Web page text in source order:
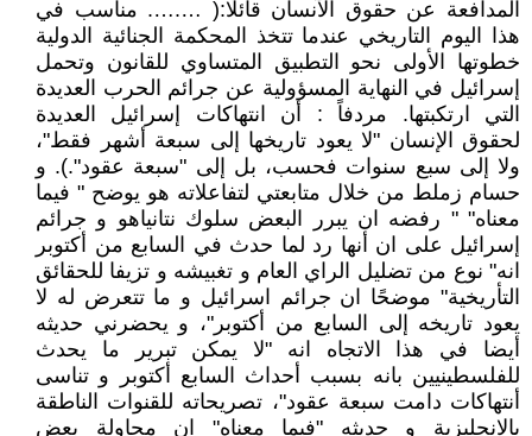
المدافعة عن حقوق الآنسان قائلًا:( ….…. مناسب في
هذا اليوم التاريخي عندما تتخذ المحكمة الجنائية الدولية
خطوتها الأولى نحو التطبيق المتساوي للقانون وتحمل
إسرائيل في النهاية المسؤولية عن جرائم الحرب العديدة
التي ارتكبتها. مردفاً : أن انتهاكات إسرائيل العديدة
لحقوق الإنسان "لا يعود تاريخها إلى سبعة أشهر فقط"،
ولا إلى سبع سنوات فحسب، بل إلى "سبعة عقود".). و
حسام زملط من خلال متابعتي لتفاعلاته هو يوضح " فيما
معناه" " رفضه ان يبرر البعض سلوك نتانياهو و جرائم
إسرائيل على ان أنها رد لما حدث في السابع من أكتوبر
انه" نوع من تضليل الراي العام و تغبيشه و تزيفا للحقائق
التأريخية" موضحًا ان جرائم اسرائيل و ما تتعرض له لا
يعود تاريخه إلى السابع من أكتوبر"، و يحضرني حديثه
أيضا في هذا الاتجاه انه "لا يمكن تبرير ما يحدث
للفلسطينيين بانه بسبب أحداث السابع أكتوبر و تناسى
أنتهاكات دامت سبعة عقود"، تصريحاته للقنوات الناطقة
بالانجليزية و حديثه "فيما معناه" ان محاولة بعض